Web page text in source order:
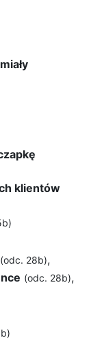
klientów
(odc. 28b),
(odc. 28b),